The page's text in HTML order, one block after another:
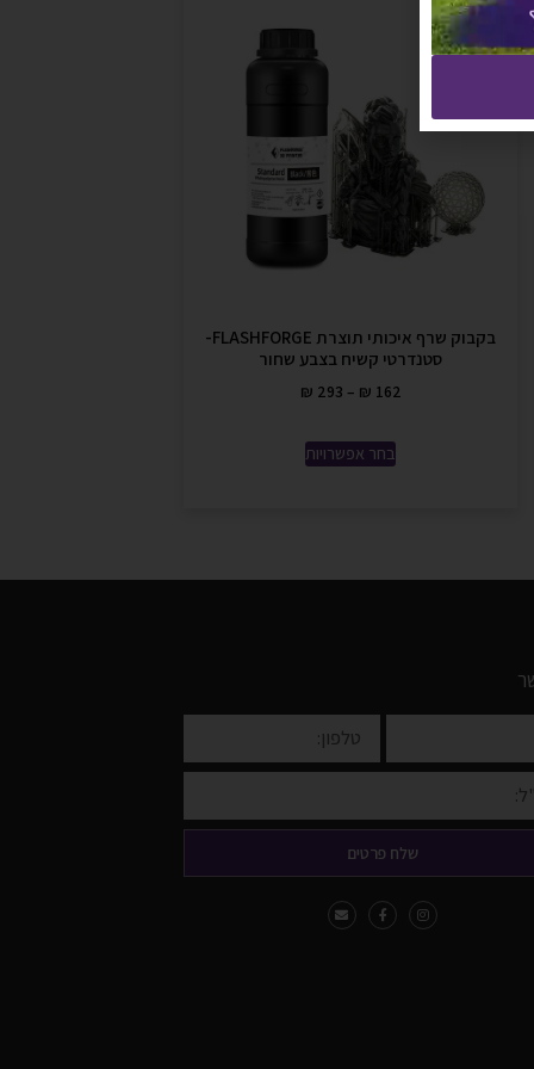
בקבוק שרף איכותי תוצרת FLASHFORGE-
סטנדרטי קשיח בצבע שחור
₪ 162
–
₪ 293
בחר אפשרויות
שלח פרטים